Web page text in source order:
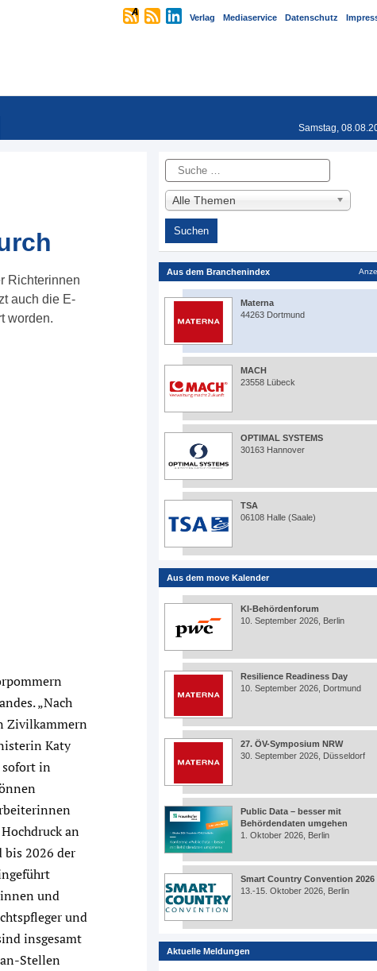
Verlag Mediaservice Datenschutz
Samstag,
Richterinnen
auch die E-
worden.
„Nach
Zivilkammern
Katy
sofort in
an
bis 2026 der
und
und
insgesamt
Stellen
Suche
Alle Themen
Aus dem Branchenindex
Materna
44263 Dortmund
MACH
23558 Lübeck
OPTIMAL SYSTEMS
30163 Hannover
TSA
06108 Halle (Saale)
Aus dem move Kalender
KI-Behördenforum
10. September 2026, Berlin
Resilience Readiness Day
10. September 2026, Dortmund
27. ÖV-Symposium NRW
30. September 2026, Düsseldorf
Public Data – besser mit
Behördendaten umgehen
1. Oktober 2026, Berlin
Smart Country Convention 2026
13.-15. Oktober 2026, Berlin
Aktuelle Meldungen